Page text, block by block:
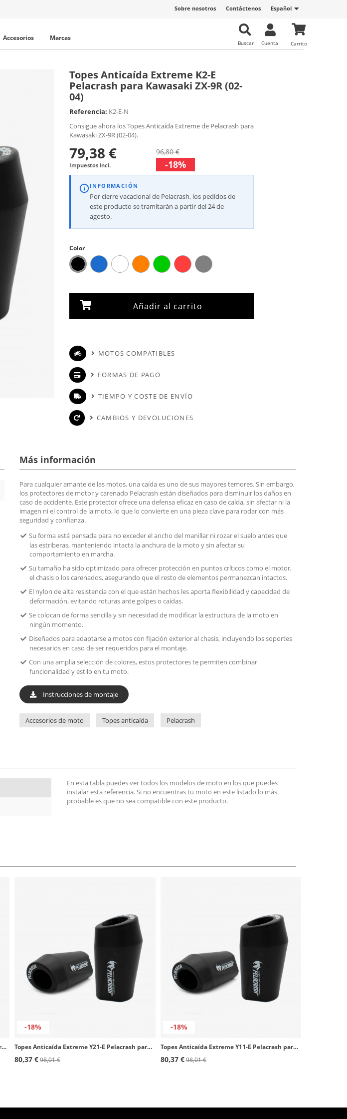
Español
Contáctenos
Sobre nosotros
Carrito
Cuenta
Buscar
Accesorios Marcas
Topes Anticaída Extreme K2-E
Pelacrash para Kawasaki ZX-9R (02-
04)
Referencia: K2-E-N
Consigue ahora los Topes Anticaída Extreme de Pelacrash para
Kawasaki ZX-9R (02-04).
79,38 €
Impuestos incl.
96,80 €
-18%
INFORMACIÓN
Por cierre vacacional de Pelacrash, los pedidos de
este producto se tramitarán a partir del 24 de
agosto.
Color
Añadir al carrito
MOTOS COMPATIBLES
FORMAS DE PAGO
TIEMPO Y COSTE DE ENVÍO
CAMBIOS Y DEVOLUCIONES
Más información
Para cualquier amante de las motos, una caída es uno de sus mayores temores. Sin embargo,
los protectores de motor y carenado Pelacrash están diseñados para disminuir los daños en
caso de accidente. Este protector ofrece una defensa eficaz en caso de caída, sin afectar ni la
imagen ni el control de la moto, lo que lo convierte en una pieza clave para rodar con más
seguridad y confianza.
Su forma está pensada para no exceder el ancho del manillar ni rozar el suelo antes que
las estriberas, manteniendo intacta la anchura de la moto y sin afectar su
comportamiento en marcha.
Su tamaño ha sido optimizado para ofrecer protección en puntos críticos como el motor,
el chasis o los carenados, asegurando que el resto de elementos permanezcan intactos.
El nylon de alta resistencia con el que están hechos les aporta flexibilidad y capacidad de
deformación, evitando roturas ante golpes o caídas.
Se colocan de forma sencilla y sin necesidad de modificar la estructura de la moto en
ningún momento.
Diseñados para adaptarse a motos con fijación exterior al chasis, incluyendo los soportes
necesarios en caso de ser requeridos para el montaje.
Con una amplia selección de colores, estos protectores te permiten combinar
funcionalidad y estilo en tu moto.
Instrucciones de montaje
Accesorios de moto Topes anticaída Pelacrash
En esta tabla puedes ver todos los modelos de moto en los que puedes
instalar esta referencia. Si no encuentras tu moto en este listado lo más
probable es que no sea compatible con este producto.
Topes Anticaída Extreme Y22-E Pelacrash para Yamaha MT-07 / Tracer / XSR (14-25)
-18%
Topes Anticaída Extreme Y21-E Pelacrash para Yamaha MT-09 / Tracer / XSR (14-25)
80,37 €98,01 €
-18%
Topes Anticaída Extreme Y11-E Pelacrash para Yamaha Fazer FZ6 (04-19)
80,37 €98,01 €